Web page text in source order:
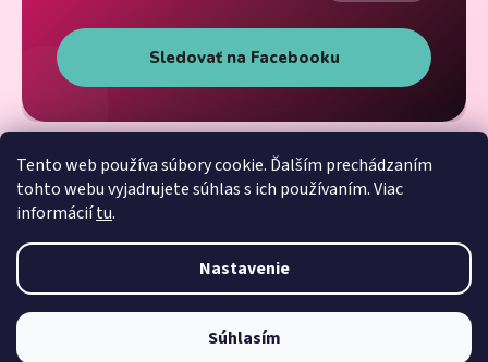
Tento web používa súbory cookie. Ďalším prechádzaním
tohto webu vyjadrujete súhlas s ich používaním. Viac
informáciítu.
Nastavenie
Súhlasím
Sledovať na Facebooku
Vytvoril Shoptet